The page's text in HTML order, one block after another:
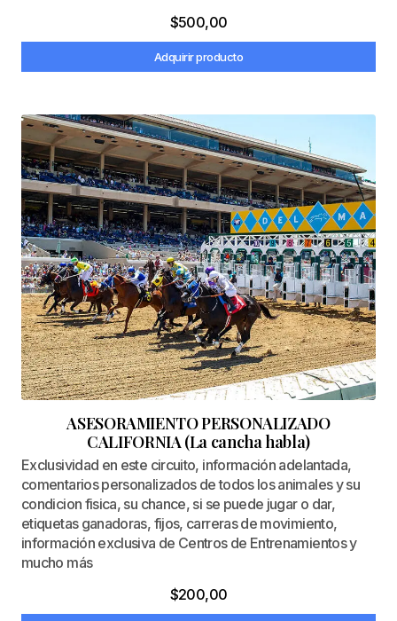
$500,00
Adquirir producto
ASESORAMIENTO PERSONALIZADO
CALIFORNIA (La cancha habla)
Exclusividad en este circuito, información adelantada,
comentarios personalizados de todos los animales y su
condicion fisica, su chance, si se puede jugar o dar,
etiquetas ganadoras, fijos, carreras de movimiento,
información exclusiva de Centros de Entrenamientos y
mucho más
$200,00